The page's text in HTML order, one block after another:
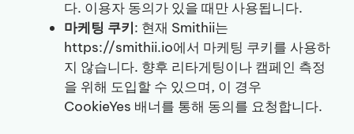
다. 이용자 동의가 있을 때만 사용됩니다.
마케팅 쿠키: 현재 Smithii는
https://smithii.io에서 마케팅 쿠키를 사용하
지 않습니다. 향후 리타게팅이나 캠페인 측정
을 위해 도입할 수 있으며, 이 경우
CookieYes 배너를 통해 동의를 요청합니다.